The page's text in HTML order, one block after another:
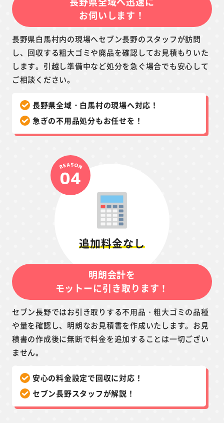
お伺いします！
長野県白馬村内の現場へセブン長野のスタッフが訪問
し、回収する粗大ゴミや廃品を確認してお見積もりいた
します。引越し準備中など処分を急ぐ場合でも安心して
ご相談ください。
長野県全域・白馬村の現場へ対応！
急ぎの不用品処分もお任せを！
追加料金なし
明朗会計を
モットーに引き取ります！
セブン長野ではお引き取りする不用品・粗大ゴミの品種
や量を確認し、明朗なお見積書を作成いたします。お見
積書の作成後に無断で料金を追加することは一切ござい
ません。
安心の料金設定で回収に対応！
セブン長野スタッフが解説！